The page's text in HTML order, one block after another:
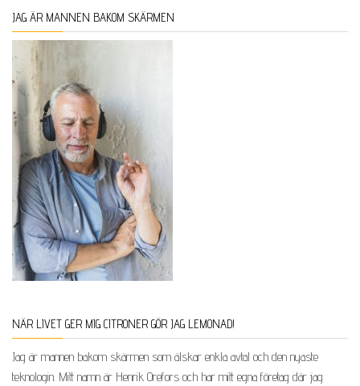
JAG ÄR MANNEN BAKOM SKÄRMEN
NÄR LIVET GER MIG CITRONER GÖR JAG LEMONAD!
Jag är mannen bakom skärmen som älskar enkla avtal och den nyaste
teknologin. Mitt namn är Henrik Orefors och har mitt egna företag där jag